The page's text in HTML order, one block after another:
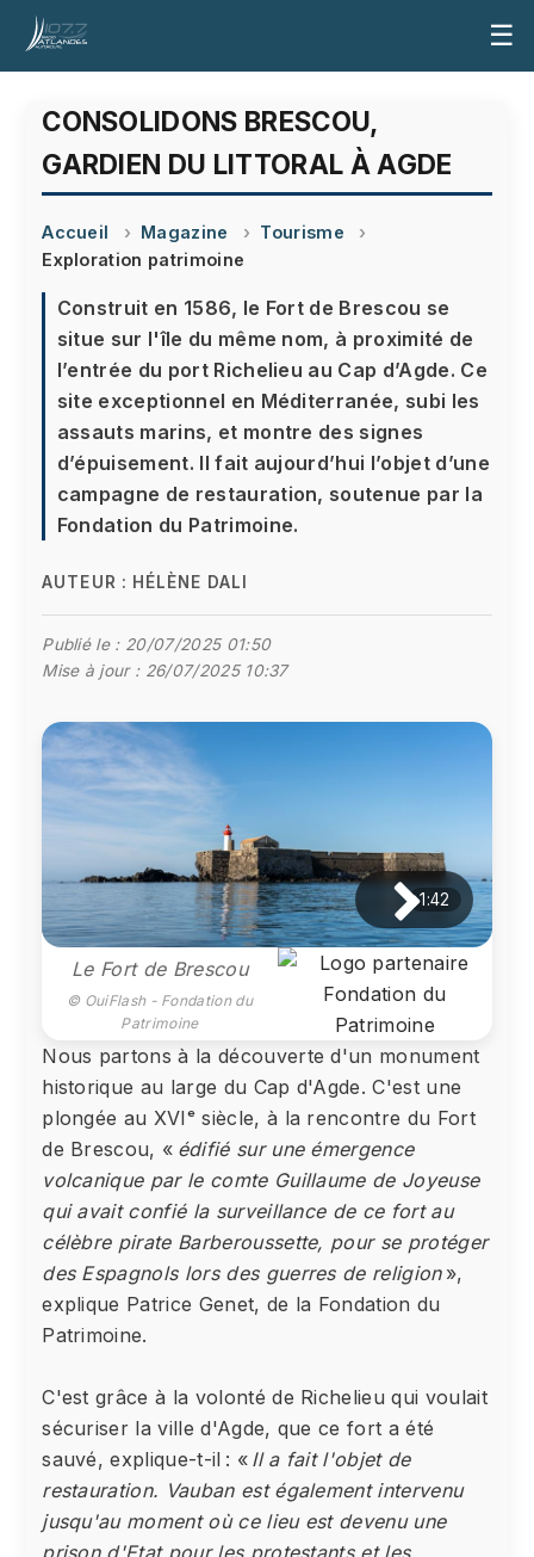
☰
CONSOLIDONS BRESCOU,
GARDIEN DU LITTORAL À AGDE
Accueil Magazine
Tourisme
Exploration patrimoine
Construit en 1586, le Fort de Brescou se
situe sur l'île du même nom, à proximité de
l’entrée du port Richelieu au Cap d’Agde. Ce
site exceptionnel en Méditerranée, subi les
assauts marins, et montre des signes
d’épuisement. Il fait aujourd’hui l’objet d’une
campagne de restauration, soutenue par la
Fondation du Patrimoine.
AUTEUR : HÉLÈNE DALI
Publié le : 20/07/2025 01:50
Mise à jour : 26/07/2025 10:37
1:42
Le Fort de Brescou
© OuiFlash - Fondation du
Patrimoine
Nous partons à la découverte d'un monument
historique au large du Cap d'Agde. C'est une
plongée au XVIᵉ siècle, à la rencontre du Fort
de Brescou, « édifié sur une émergence
volcanique par le comte Guillaume de Joyeuse
qui avait confié la surveillance de ce fort au
célèbre pirate Barberoussette, pour se protéger
des Espagnols lors des guerres de religion»,
explique Patrice Genet, de la Fondation du
Patrimoine.
C'est grâce à la volonté de Richelieu qui voulait
sécuriser la ville d'Agde, que ce fort a été
sauvé, explique-t-il : « Il a fait l'objet de
restauration. Vauban est également intervenu
jusqu'au moment où ce lieu est devenu une